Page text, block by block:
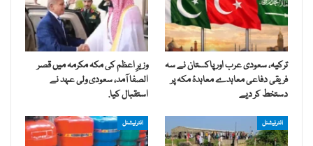
ترکیہ، سعودی عرب اور پاکستان نے سہ
فریقی دفاعی معاہدے معاہدۂ مکہ پر
دستخط کر دیے
وزیرِ اعظم کی مکہ مکرمہ میں قصر
الصفا آمد، سعودی ولی عہد نے
استقبال کیا.
انٹرنیشنل انٹرنیشنل